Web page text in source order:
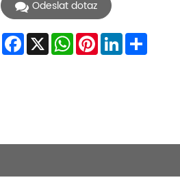
Odeslat dotaz
Facebook
X WhatsApp
Pinterest
LinkedInShare